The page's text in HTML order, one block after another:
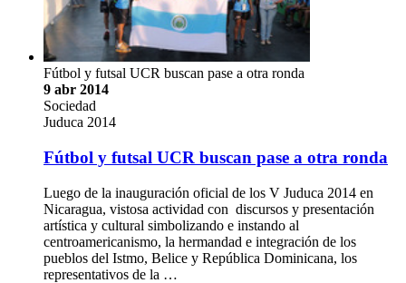
Fútbol y futsal UCR buscan pase a otra ronda
9 abr 2014
Sociedad
Juduca 2014
Fútbol y futsal UCR buscan pase a otra ronda
Luego de la inauguración oficial de los V Juduca 2014 en
Nicaragua, vistosa actividad con discursos y presentación
artística y cultural simbolizando e instando al
centroamericanismo, la hermandad e integración de los
pueblos del Istmo, Belice y República Dominicana, los
representativos de la …